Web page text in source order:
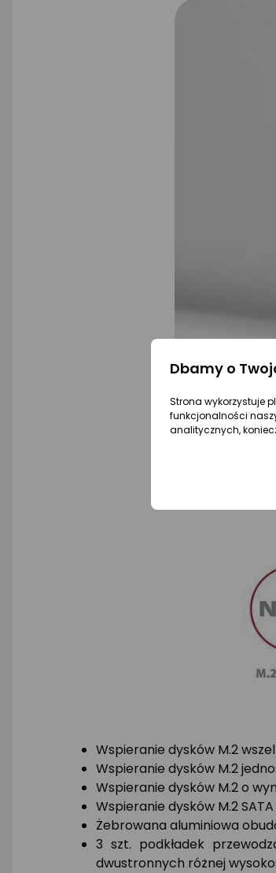
Wspieranie dysków M.2
Wspieranie dysków M.2
Wspieranie dysków M.2 o
Wspieranie dysków M.2
Żebrowana aluminiowa
3 szt. podkładek
dwustronnych różnej
Dbamy o
Strona wykorzystuje
funkcjonalności
analitycznych,